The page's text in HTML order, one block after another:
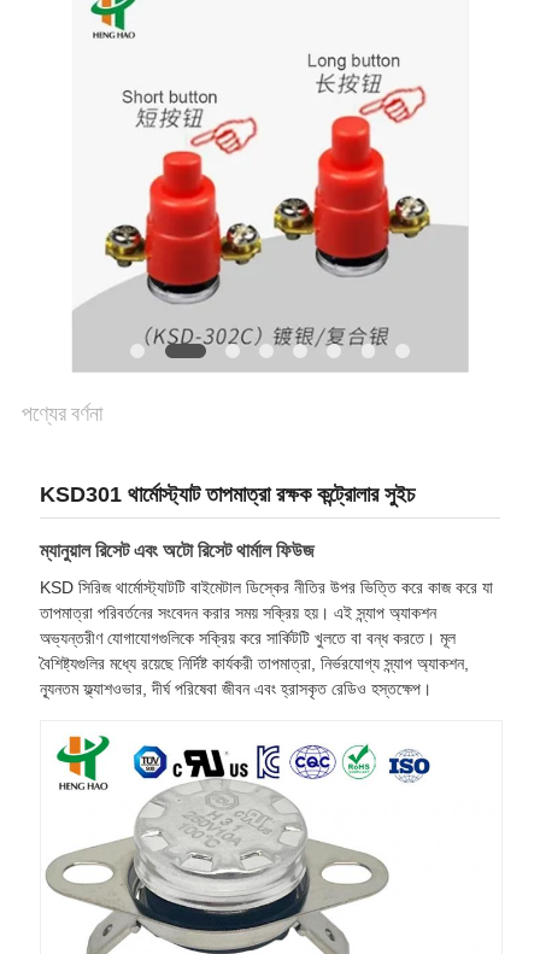
SITEMAP
POLICY
পণ্যের বর্ণনা
KSD301 থার্মোস্ট্যাট তাপমাত্রা রক্ষক কন্ট্রোলার সুইচ
ম্যানুয়াল রিসেট এবং অটো রিসেট থার্মাল ফিউজ
KSD সিরিজ থার্মোস্ট্যাটটি বাইমেটাল ডিস্কের নীতির উপর ভিত্তি করে কাজ করে যা
তাপমাত্রা পরিবর্তনের সংবেদন করার সময় সক্রিয় হয়। এই স্ন্যাপ অ্যাকশন
অভ্যন্তরীণ যোগাযোগগুলিকে সক্রিয় করে সার্কিটটি খুলতে বা বন্ধ করতে। মূল
বৈশিষ্ট্যগুলির মধ্যে রয়েছে নির্দিষ্ট কার্যকরী তাপমাত্রা, নির্ভরযোগ্য স্ন্যাপ অ্যাকশন,
ন্যূনতম ফ্ল্যাশওভার, দীর্ঘ পরিষেবা জীবন এবং হ্রাসকৃত রেডিও হস্তক্ষেপ।